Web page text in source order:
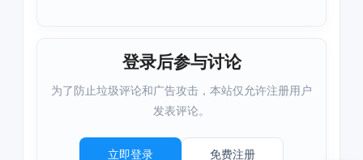
登录后参与讨论
为了防止垃圾评论和广告攻击，本站仅允许注册用户
发表评论。
立即登录 免费注册